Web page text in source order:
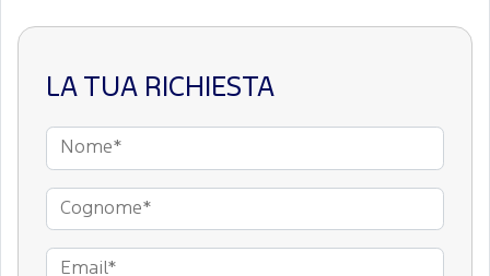
LA TUA RICHIESTA